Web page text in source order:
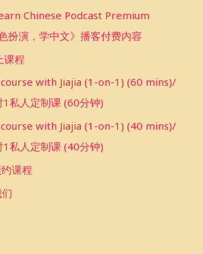
Chinese Podcast Premium
扮演，学中文》播客付费内容
课程
with Jiajia (1-on-1) (60 mins)/
私人定制课 (60分钟)
with Jiajia (1-on-1) (40 mins)/
私人定制课 (40分钟)
课程